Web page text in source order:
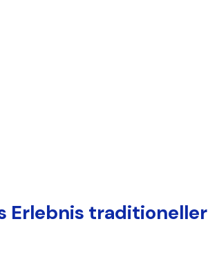
Erlebnis traditioneller